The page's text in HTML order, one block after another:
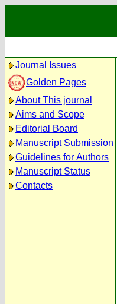
Journal Issues
Golden Pages
About This journal
Aims and Scope
Editorial Board
Manuscript Submission
Guidelines for Authors
Manuscript Status
Contacts